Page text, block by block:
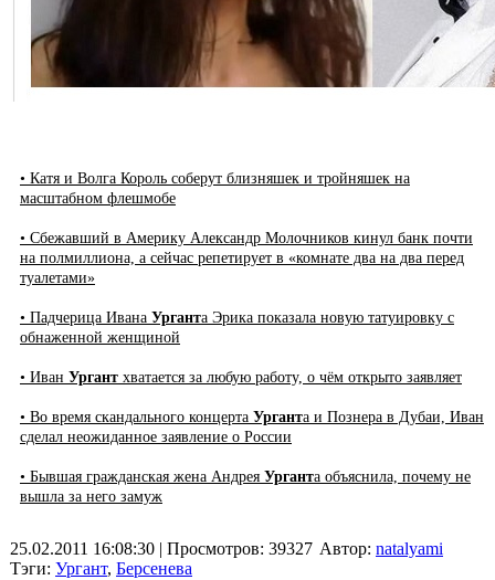
• Катя и Волга Король соберут близняшек и тройняшек на
масштабном флешмобе
• Сбежавший в Америку Александр Молочников кинул банк почти
на полмиллиона, а сейчас репетирует в «комнате два на два перед
туалетами»
• Падчерица Ивана Урганта Эрика показала новую татуировку с
обнаженной женщиной
• Иван Ургант хватается за любую работу, о чём открыто заявляет
• Во время скандального концерта Урганта и Познера в Дубаи, Иван
сделал неожиданное заявление о России
• Бывшая гражданская жена Андрея Урганта объяснила, почему не
вышла за него замуж
25.02.2011 16:08:30 | Просмотров: 39327
Тэги: Ургант, Берсенева
Автор: natalyami